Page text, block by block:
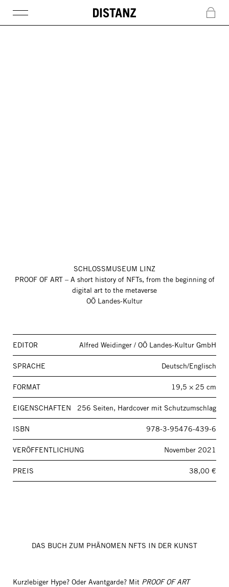
c
SCHLOSSMUSEUM LINZ
PROOF OF ART – A short history of NFTs, from the beginning of
digital art to the metaverse
OÖ Landes-Kultur
EDITOR Alfred Weidinger / OÖ Landes-Kultur GmbH
SPRACHE Deutsch/Englisch
FORMAT 19,5 × 25 cm
EIGENSCHAFTEN 256 Seiten, Hardcover mit Schutzumschlag
ISBN 978-3-95476-439-6
VERÖFFENTLICHUNG November 2021
PREIS 38,00 €
DAS BUCH ZUM PHÄNOMEN NFTS IN DER KUNST
Kurzlebiger Hype? Oder Avantgarde? Mit PROOF OF ART